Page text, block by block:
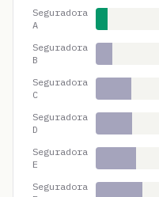
Seguradora
A
Seguradora
B
Seguradora
C
Seguradora
D
Seguradora
E
Seguradora